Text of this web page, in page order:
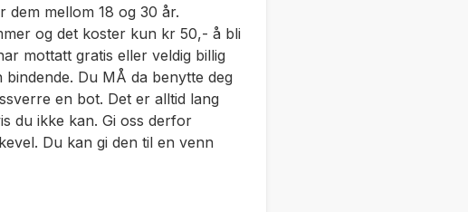
mellom 18 og 30 år.
og det koster kun kr 50,- å bli
mottatt gratis eller veldig billig
Du MÅ da benytte deg
en bot. Det er alltid lang
du ikke kan. Gi oss derfor
Du kan gi den til en venn